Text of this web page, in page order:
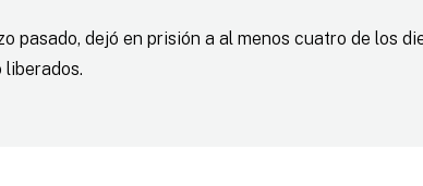
dejó en prisión a al menos cuatro de los